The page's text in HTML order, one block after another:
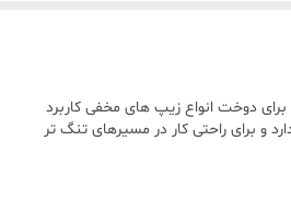
دوخت انواع زیپ های مخفی کاربرد
و برای راحتی کار در مسیرهای تنگ تر